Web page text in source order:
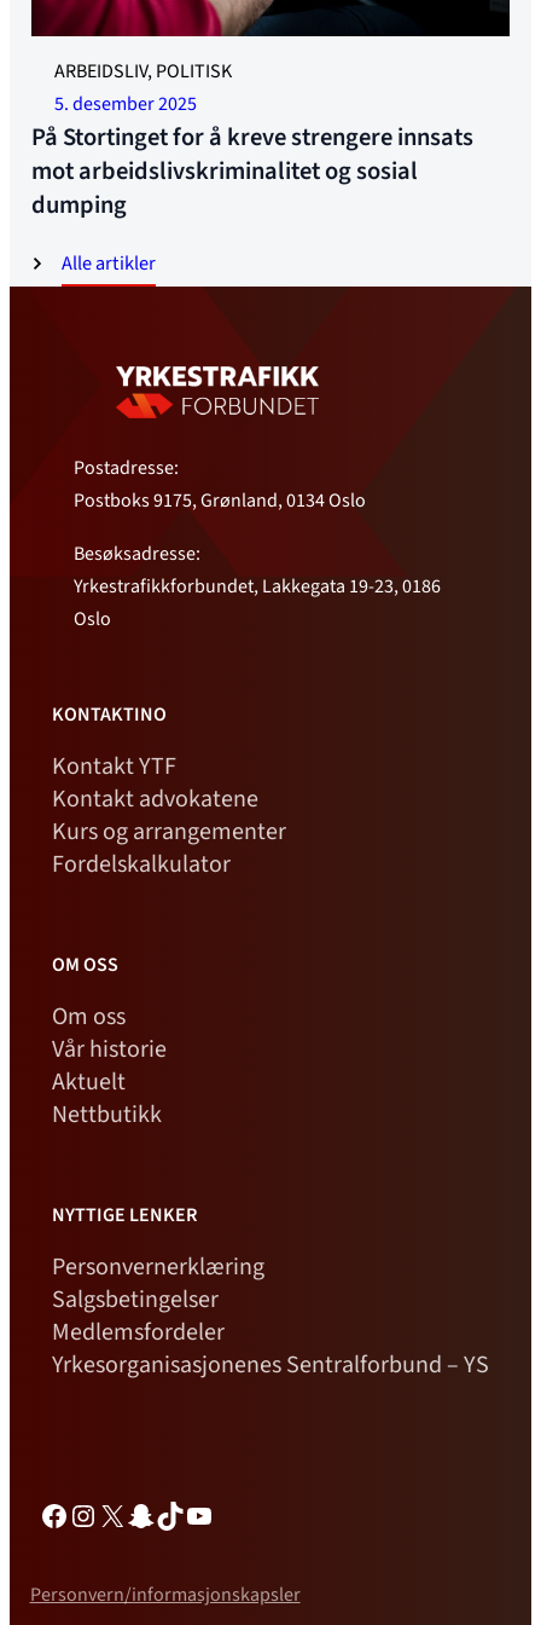
Alle artikler
YTF på Stortinget med prioriterte tiltak mot sosial dumping
og arbeidslivskriminalitet. Foto: Jonas Ruud
ARBEIDSLIV, POLITISK
5. desember 2025
På Stortinget for å kreve strengere innsats
mot arbeidslivskriminalitet og sosial
dumping
Postadresse:
Postboks 9175, Grønland, 0134 Oslo
Besøksadresse:
Yrkestrafikkforbundet, Lakkegata 19-23, 0186
Oslo
KONTAKTINO
Kontakt YTF
Kontakt advokatene
Kurs og arrangementer
Fordelskalkulator
OM OSS
Om oss
Vår historie
Aktuelt
Nettbutikk
NYTTIGE LENKER
Personvernerklæring
Salgsbetingelser
Medlemsfordeler
Yrkesorganisasjonenes Sentralforbund – YS
Personvern/informasjonskapsler
Facebook
Instagram
X Snapchat
TikTokYouTube